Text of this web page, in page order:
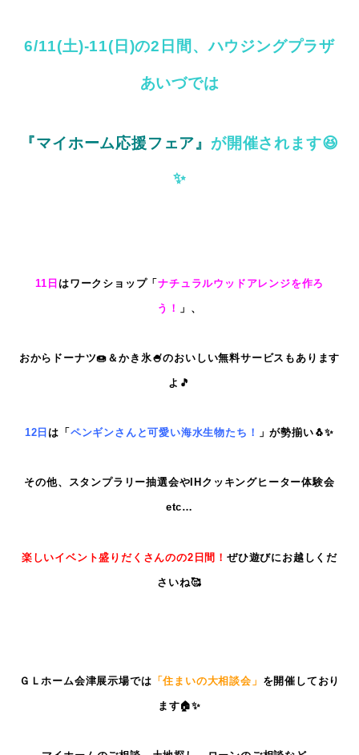
6/11(土)-11(日)の2日間、ハウジングプラザ
あいづでは
『マイホーム応援フェア』が開催されます😆
✨
11日 はワークショップ「ナチュラルウッドアレンジを作ろ
う！ 」、
おからドーナツ🍩＆かき氷🍧のおいしい無料サービスもあります
よ🎵
12日 は「 ペンギンさんと可愛い海水生物たち！ 」が勢揃い🐧✨
その他、スタンプラリー抽選会やIHクッキングヒーター体験会
etc…
楽しいイベント盛りだくさんのの2日間！ぜひ遊びにお越しくだ
さいね🥰
ＧＬホーム会津展示場では 「住まいの大相談会」 を開催しており
ます🏠✨